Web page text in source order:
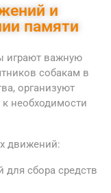
и
памяти
играют важную
собакам в
организуют
необходимости
движений:
для сбора средств